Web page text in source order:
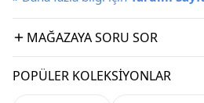
MAĞAZAYA SORU SOR
POPÜLER KOLEKSIYONLAR